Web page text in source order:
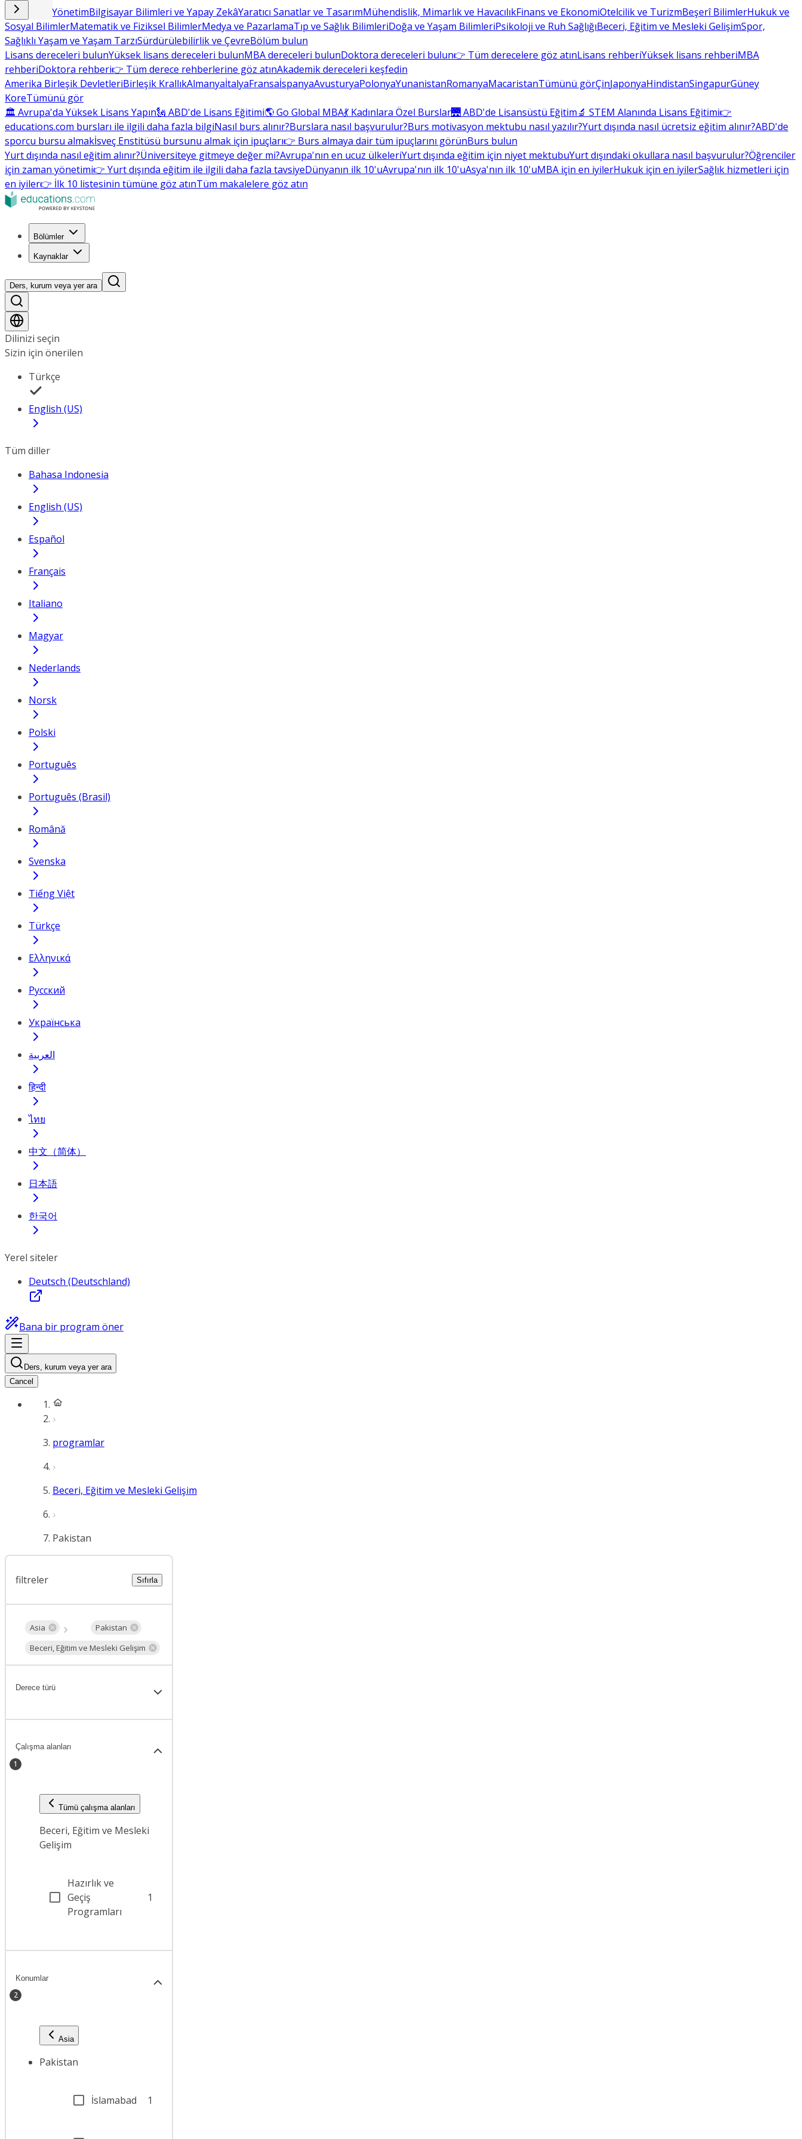
İşletme ve YönetimBilgisayar Bilimleri ve Yapay ZekâYaratıcı Sanatlar ve TasarımMühendislik, Mimarlık ve HavacılıkFinans ve EkonomiOtelcilik ve TurizmBeşerî BilimlerHukuk ve
Sosyal BilimlerMatematik ve Fiziksel BilimlerMedya ve PazarlamaTıp ve Sağlık BilimleriDoğa ve Yaşam BilimleriPsikoloji ve Ruh SağlığıBeceri, Eğitim ve Mesleki GelişimSpor,
Sağlıklı Yaşam ve Yaşam TarzıSürdürülebilirlik ve ÇevreBölüm bulun
Lisans dereceleri bulunYüksek lisans dereceleri bulunMBA dereceleri bulunDoktora dereceleri bulun👉 Tüm derecelere göz atınLisans rehberiYüksek lisans rehberiMBA
rehberiDoktora rehberi👉 Tüm derece rehberlerine göz atınAkademik dereceleri keşfedin
Amerika Birleşik DevletleriBirleşik KrallıkAlmanyaİtalyaFransaİspanyaAvusturyaPolonyaYunanistanRomanyaMacaristanTümünü görÇinJaponyaHindistanSingapurGüney
KoreTümünü gör
🏛 Avrupa'da Yüksek Lisans Yapın🗽 ABD'de Lisans Eğitimi🌎 Go Global MBA💃 Kadınlara Özel Burslar🌉 ABD'de Lisansüstü Eğitim🔬 STEM Alanında Lisans Eğitimi👉
educations.com bursları ile ilgili daha fazla bilgiNasıl burs alınır?Burslara nasıl başvurulur?Burs motivasyon mektubu nasıl yazılır?Yurt dışında nasıl ücretsiz eğitim alınır?ABD'de
sporcu bursu almakİsveç Enstitüsü bursunu almak için ipuçları👉 Burs almaya dair tüm ipuçlarını görünBurs bulun
Yurt dışında nasıl eğitim alınır?Üniversiteye gitmeye değer mi?Avrupa'nın en ucuz ülkeleriYurt dışında eğitim için niyet mektubuYurt dışındaki okullara nasıl başvurulur?Öğrenciler
için zaman yönetimi👉 Yurt dışında eğitim ile ilgili daha fazla tavsiyeDünyanın ilk 10'uAvrupa'nın ilk 10'uAsya'nın ilk 10'uMBA için en iyilerHukuk için en iyilerSağlık hizmetleri için
en iyiler👉 İlk 10 listesinin tümüne göz atınTüm makalelere göz atın
Bölümler
Kaynaklar
Ders, kurum veya yer ara
Dilinizi seçin
Sizin için önerilen
Türkçe
English (US)
Tüm diller
Bahasa Indonesia
English (US)
Español
Français
Italiano
Magyar
Nederlands
Norsk
Polski
Português
Português (Brasil)
Română
Svenska
Tiếng Việt
Türkçe
Ελληνικά
Русский
Українська
العربية
हिन्दी
ไทย
中文（简体）
日本語
한국어
Yerel siteler
Deutsch (Deutschland)
Bana bir program öner
Ders, kurum veya yer ara
Cancel
programlar
Beceri, Eğitim ve Mesleki Gelişim
Pakistan
filtreler Sıfırla
Asia
Pakistan
Beceri, Eğitim ve Mesleki Gelişim
Derece türü
Çalışma alanları
1
Tümü çalışma alanları
Beceri, Eğitim ve Mesleki
Gelişim
Hazırlık ve
Geçiş
Programları
1
Konumlar
2
Asia
Pakistan
İslamabad 1